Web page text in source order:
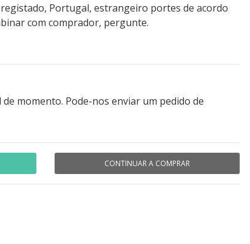
Portugal, estrangeiro portes de acordo
com comprador, pergunte.
momento. Pode-nos enviar um pedido de
CONTINUAR A COMPRAR